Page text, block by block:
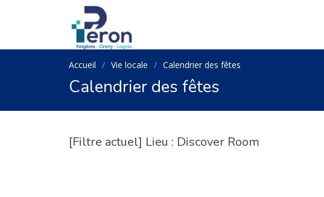
Accueil Vie locale Calendrier des fêtes
Calendrier des fêtes
[Filtre actuel] Lieu : Discover Room